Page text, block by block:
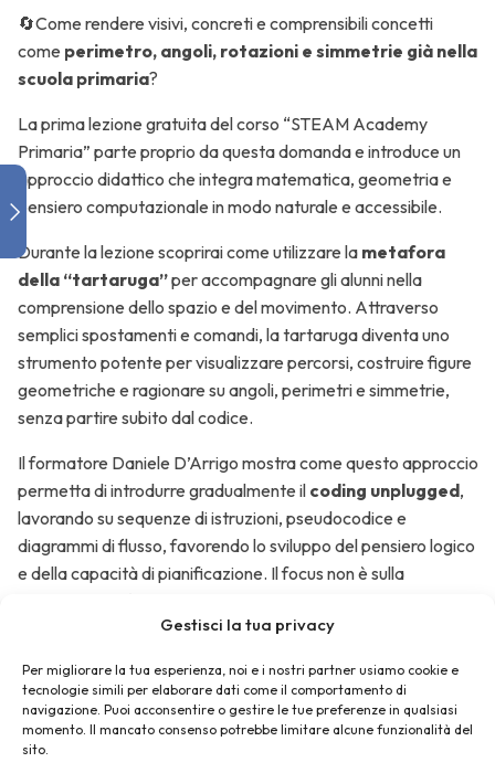
Gestisci la tua privacy
Per migliorare la tua esperienza, noi e i nostri partner usiamo cookie e
tecnologie simili per elaborare dati come il comportamento di
navigazione. Puoi acconsentire o gestire le tue preferenze in qualsiasi
momento. Il mancato consenso potrebbe limitare alcune funzionalità del
sito.
la musica:
metronomo,
partitura e
pianoforte
Coding per
storytelling
digitale
Coding
“tangibile”:
il corpo per
videogiocare
Robotica
(5h)
5
Robotica
🔄Come rendere visivi, concreti e comprensibili concetti
come perimetro, angoli, rotazioni e simmetrie già nella
scuola primaria?
La prima lezione gratuita del corso “STEAM Academy
Primaria” parte proprio da questa domanda e introduce un
approccio didattico che integra matematica, geometria e
pensiero computazionale in modo naturale e accessibile.
Durante la lezione scoprirai come utilizzare la metafora
della “tartaruga”per accompagnare gli alunni nella
comprensione dello spazio e del movimento. Attraverso
semplici spostamenti e comandi, la tartaruga diventa uno
strumento potente per visualizzare percorsi, costruire figure
geometriche e ragionare su angoli, perimetri e simmetrie,
senza partire subito dal codice.
Il formatore Daniele D’Arrigo mostra come questo approccio
permetta di introdurre gradualmente il coding unplugged,
lavorando su sequenze di istruzioni, pseudocodice e
diagrammi di flusso, favorendo lo sviluppo del pensiero logico
e della capacità di pianificazione. Il focus non è sulla
a prevedere, verificare e correggere le proprie scelte.
La lezione evidenzia inoltre ilvalore delle attività STEAM
come contesto inclusivo e motivante, capace di coinvolgere
tutti gli studenti e di collegare il sapere matematico a
esperienze concrete e collaborative.